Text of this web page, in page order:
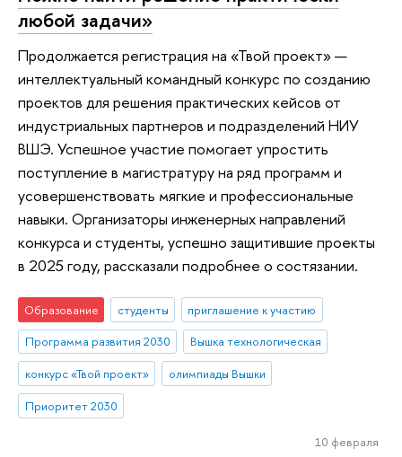
любой задачи»
Продолжается регистрация на «Твой проект» —
интеллектуальный командный конкурс по созданию
проектов для решения практических кейсов от
индустриальных партнеров и подразделений НИУ
ВШЭ. Успешное участие помогает упростить
поступление в магистратуру на ряд программ и
усовершенствовать мягкие и профессиональные
навыки. Организаторы инженерных направлений
конкурса и студенты, успешно защитившие проекты
в 2025 году, рассказали подробнее о состязании.
Образование студенты
приглашение к участию
Программа развития 2030
Вышка технологическая
конкурс «Твой проект»
олимпиады Вышки
Приоритет 2030
10 февраля